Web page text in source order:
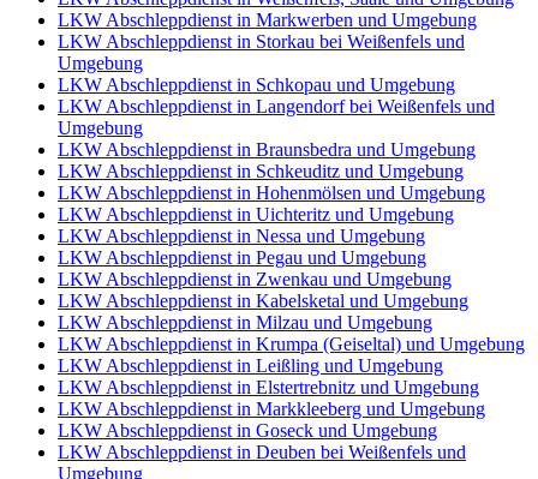
LKW Abschleppdienst in Markwerben und Umgebung
LKW Abschleppdienst in Storkau bei Weißenfels und
Umgebung
LKW Abschleppdienst in Schkopau und Umgebung
LKW Abschleppdienst in Langendorf bei Weißenfels und
Umgebung
LKW Abschleppdienst in Braunsbedra und Umgebung
LKW Abschleppdienst in Schkeuditz und Umgebung
LKW Abschleppdienst in Hohenmölsen und Umgebung
LKW Abschleppdienst in Uichteritz und Umgebung
LKW Abschleppdienst in Nessa und Umgebung
LKW Abschleppdienst in Pegau und Umgebung
LKW Abschleppdienst in Zwenkau und Umgebung
LKW Abschleppdienst in Kabelsketal und Umgebung
LKW Abschleppdienst in Milzau und Umgebung
LKW Abschleppdienst in Krumpa (Geiseltal) und Umgebung
LKW Abschleppdienst in Leißling und Umgebung
LKW Abschleppdienst in Elstertrebnitz und Umgebung
LKW Abschleppdienst in Markkleeberg und Umgebung
LKW Abschleppdienst in Goseck und Umgebung
LKW Abschleppdienst in Deuben bei Weißenfels und
Umgebung